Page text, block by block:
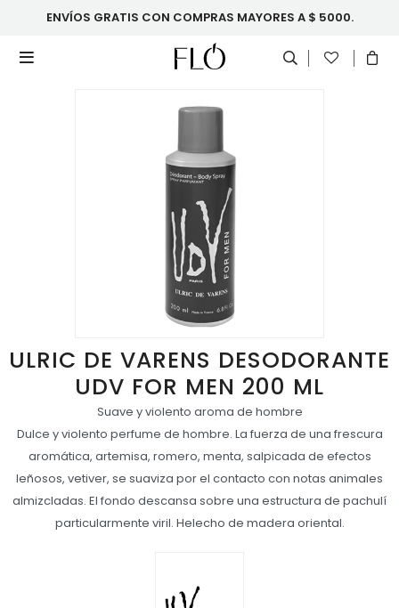
ENVÍOS GRATIS CON COMPRAS MAYORES A $ 5000.

ULRIC DE VARENS DESODORANTE
UDV FOR MEN 200 ML
Suave y violento aroma de hombre
Dulce y violento perfume de hombre. La fuerza de una frescura
aromática, artemisa, romero, menta, salpicada de efectos
leñosos, vetiver, se suaviza por el contacto con notas animales
almizcladas. El fondo descansa sobre una estructura de pachulí
particularmente viril. Helecho de madera oriental.